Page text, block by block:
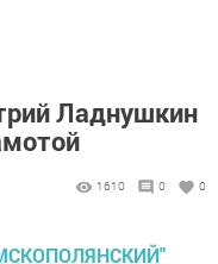
Ладнушкин
1610 0 0